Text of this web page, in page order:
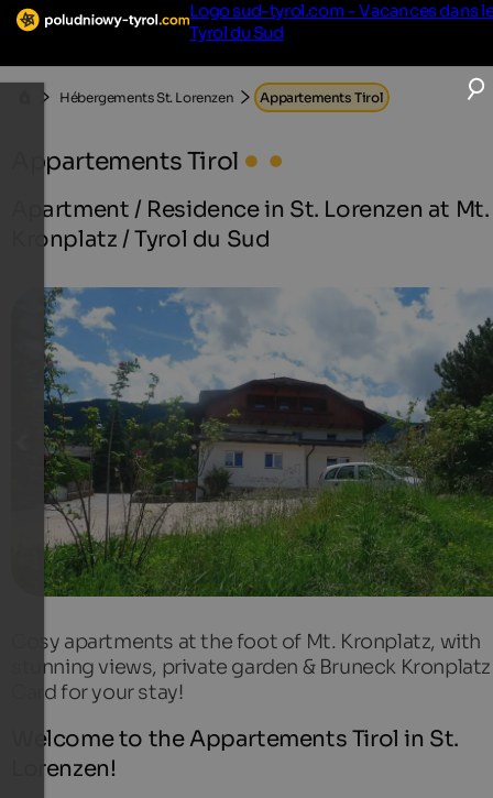
Logo sud-tyrol.com - Vacances dans
Tyrol du Sud
Hébergements St. Lorenzen Appartements Tirol
Appartements Tirol
Apartment / Residence in St. Lorenzen at Mt.
Kronplatz / Tyrol du Sud
Cosy apartments at the foot of Mt. Kronplatz, with
stunning views, private garden & Bruneck Kronplatz
Card for your stay!
Welcome to the Appartements Tirol in St.
Lorenzen!